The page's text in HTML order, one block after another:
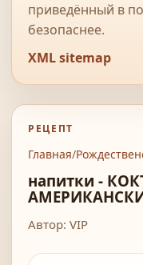
приведённый в
безопаснее.
XML sitemap
РЕЦЕПТ
Главная/
напитки -
Автор: VIP